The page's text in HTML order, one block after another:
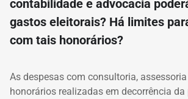
contabilidade e advocacia
gastos eleitorais? Há limites
com tais honorários?
As despesas com consultoria,
honorários realizadas em decorrência da